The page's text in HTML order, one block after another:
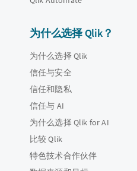
为什么选择 Qlik？
为什么选择 Qlik
信任与安全
信任和隐私
信任与 AI
为什么选择 Qlik for AI
比较 Qlik
特色技术合作伙伴